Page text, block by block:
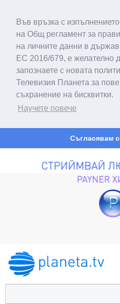
Във връзка с
на Общ регламент за
на личните данни в
ЕС 2016/679, е желателно
запознаете с новата
Телевизия Планета за
съхранение на бисквитки.
Научете повече
Съгласявам